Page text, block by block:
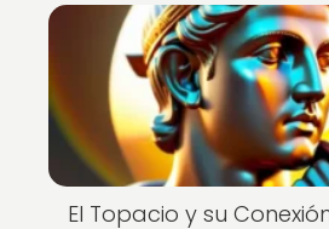
El Topacio y su